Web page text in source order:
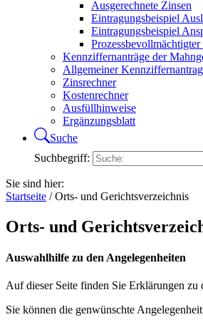
Ausgerechnete Zinsen
Eintragungsbeispiel
Eintragungsbeispiel
Kennziffernanträge der
Allgemeiner Kennziffernantrag
Zinsrechner
Kostenrechner
Ausfüllhinweise
Ergänzungsblatt
Suche
Suchbegriff:
Sie sind hier:
Startseite /Orts- und Gerichtsverzeichnis
Orts- und
Auswahlhilfe zu den Angelegenheiten
Auf dieser Seite finden Sie Erklärungen zu
Sie können die genwünschte